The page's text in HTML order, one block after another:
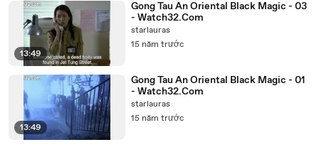
13:49
Gong Tau An Oriental Black Magic - 03
- Watch32.Com
starlauras
15 năm trước
13:49
Gong Tau An Oriental Black Magic - 01
- Watch32.Com
starlauras
15 năm trước